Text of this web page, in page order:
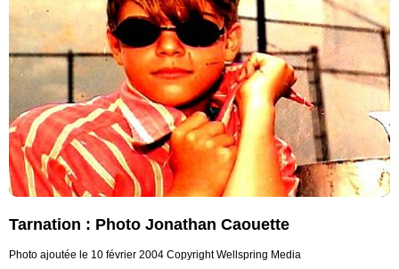
Tarnation : Photo Jonathan Caouette
Photo ajoutée le 10 février 2004 Copyright Wellspring Media